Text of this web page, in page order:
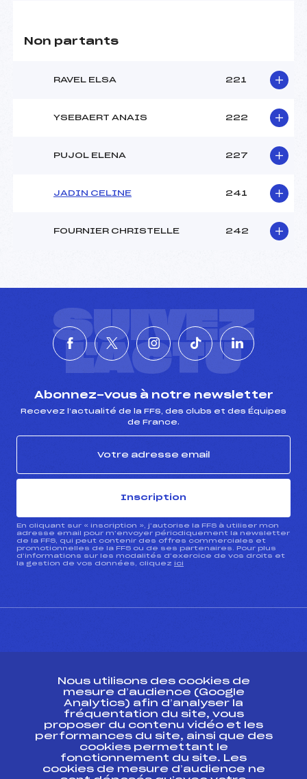
Non partants
RAVEL ELSA 221
YSEBAERT ANAIS 222
PUJOL ELENA 227
JADIN CELINE 241
FOURNIER CHRISTELLE 242
SUIVEZ
L'ACTU
Abonnez-vous à notre newsletter
Recevez l’actualité de la FFS, des clubs et des Équipes
de France.
Inscription
En cliquant sur « inscription », j’autorise la FFS à utiliser mon
adresse email pour m’envoyer périodiquement la newsletter
de la FFS, qui peut contenir des offres commerciales et
promotionnelles de la FFS ou de ses partenaires. Pour plus
d’informations sur les modalités d’exercice de vos droits et
la gestion de vos données, cliquez ici
Ressources
Pass’Neige
Projet sportif fédéral
Projet de performance fédéral
Nous utilisons des cookies de
mesure d’audience (Google
Analytics) afin d’analyser la
fréquentation du site, vous
proposer du contenu vidéo et les
performances du site, ainsi que des
cookies permettant le
fonctionnement du site. Les
cookies de mesure d’audience ne